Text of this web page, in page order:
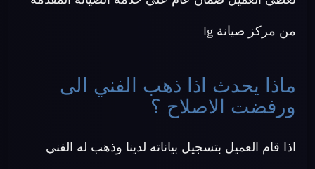
من مركز صيانة lg
ماذا يحدث اذا ذهب الفني الى
ورفضت الاصلاح ؟
اذا قام العميل بتسجيل بياناته لدينا وذهب له الفني